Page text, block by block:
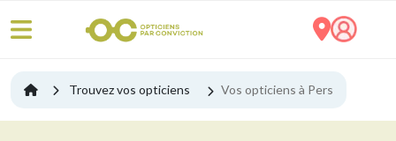
Trouvez vos opticiens Vos opticiens à Pers